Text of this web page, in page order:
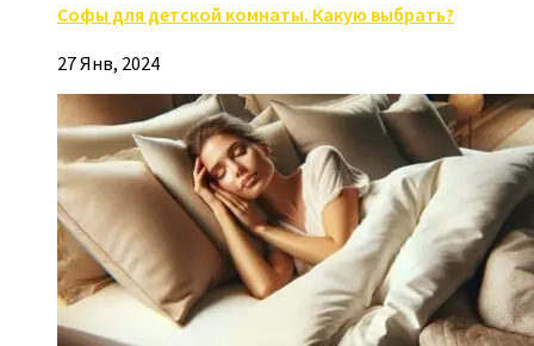
Софы для детской комнаты. Какую выбрать?
27 Янв, 2024